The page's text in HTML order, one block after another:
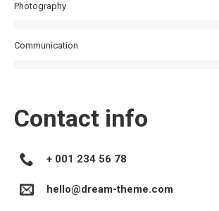
Photography
Communication
Contact info
+ 001 234 56 78
hello@dream-theme.com